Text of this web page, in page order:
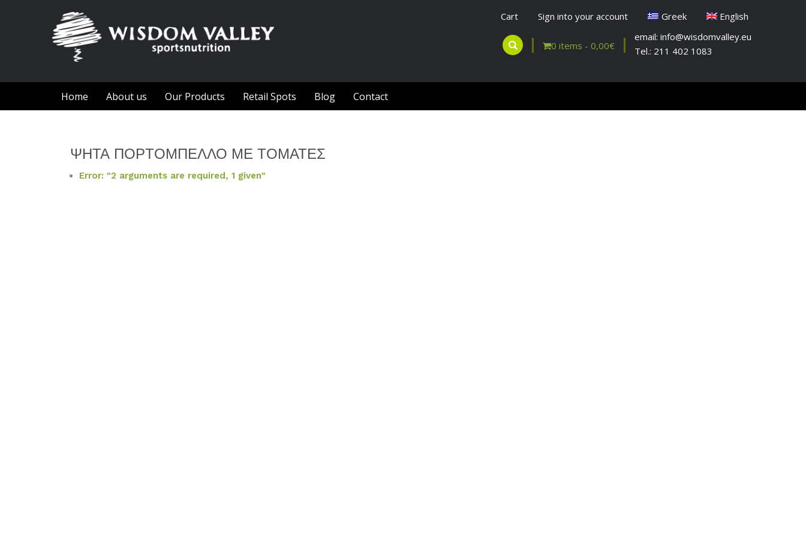
Cart Sign into your account Greek English
0 items - 0,00€
email: info@wisdomvalley.eu
Tel.: 211 402 1083
Home About us Our Products Retail Spots Blog Contact
ΨΗΤΑ ΠΟΡΤΟΜΠΕΛΛΟ ΜΕ ΤΟΜΑΤΕΣ
Error: "2 arguments are required, 1 given"